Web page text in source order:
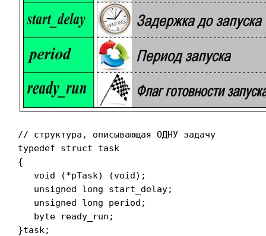
// структура, описывающая ОДНУ задачу
typedef struct task
{
   void (*pTask) (void);
   unsigned long start_delay;
   unsigned long period;
   byte ready_run;
}task;